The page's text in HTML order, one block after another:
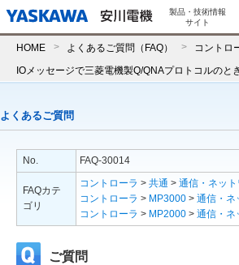
製品・技術情報
サイト
HOME よくあるご質問（FAQ） コントロ
よくあるご質問
No. FAQ-30014
FAQカテ
ゴリ
コントローラ > 共通 > 通信・ネット
コントローラ > MP3000 > 通信・ネ
コントローラ > MP2000 > 通信・ネ
ご質問